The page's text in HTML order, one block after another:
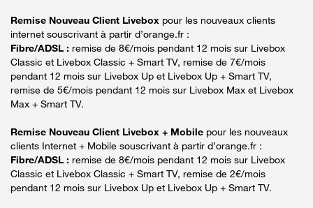
Remise Nouveau Client Livebox pour les nouveaux clients
internet souscrivant à partir d’orange.fr :
Fibre/ADSL : remise de 8€/mois pendant 12 mois sur Livebox
Classic et Livebox Classic + Smart TV, remise de 7€/mois
pendant 12 mois sur Livebox Up et Livebox Up + Smart TV,
remise de 5€/mois pendant 12 mois sur Livebox Max et Livebox
Max + Smart TV.
Remise Nouveau Client Livebox + Mobile pour les nouveaux
clients Internet + Mobile souscrivant à partir d’orange.fr :
Fibre/ADSL : remise de 8€/mois pendant 12 mois sur Livebox
Classic et Livebox Classic + Smart TV, remise de 2€/mois
pendant 12 mois sur Livebox Up et Livebox Up + Smart TV.